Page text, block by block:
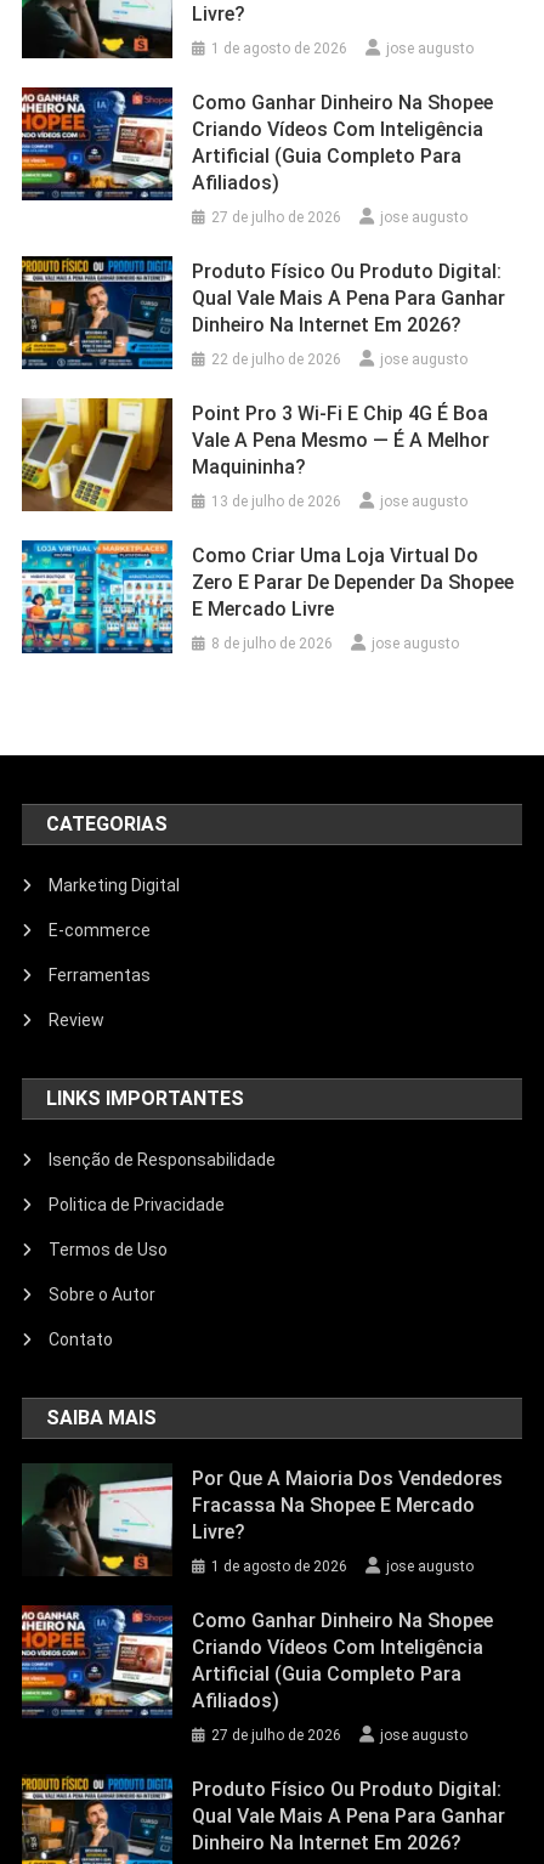
Livre?
1 de agosto de 2026 jose augusto
Como Ganhar Dinheiro Na Shopee
Criando Vídeos Com Inteligência
Artificial (Guia Completo Para
Afiliados)
27 de julho de 2026 jose augusto
Produto Físico Ou Produto Digital:
Qual Vale Mais A Pena Para Ganhar
Dinheiro Na Internet Em 2026?
22 de julho de 2026 jose augusto
Point Pro 3 Wi‑Fi E Chip 4G É Boa
Vale A Pena Mesmo — É A Melhor
Maquininha?
13 de julho de 2026 jose augusto
Como Criar Uma Loja Virtual Do
Zero E Parar De Depender Da Shopee
E Mercado Livre
8 de julho de 2026 jose augusto
CATEGORIAS
Marketing Digital
E-commerce
Ferramentas
Review
LINKS IMPORTANTES
Isenção de Responsabilidade
Politica de Privacidade
Termos de Uso
Sobre o Autor
Contato
SAIBA MAIS
Por Que A Maioria Dos Vendedores
Fracassa Na Shopee E Mercado
Livre?
1 de agosto de 2026 jose augusto
Como Ganhar Dinheiro Na Shopee
Criando Vídeos Com Inteligência
Artificial (Guia Completo Para
Afiliados)
27 de julho de 2026 jose augusto
Produto Físico Ou Produto Digital:
Qual Vale Mais A Pena Para Ganhar
Dinheiro Na Internet Em 2026?